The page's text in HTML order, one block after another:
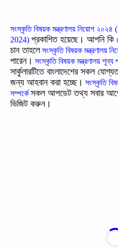
সংস্কৃতি বিষয়ক মন্ত্রণালয় নিয়োগ
2024) প্রকাশিত হয়েছে। আপনি কি
চান তাহলে সংস্কৃতি বিষয়ক মন্ত্রণালয়
পারেন। সংস্কৃতি বিষয়ক মন্ত্রণালয় শূন্য
সার্কুলারটিতে বাংলাদেশের সকল
জন্য আহবান করা হচ্ছে। সংস্কৃতি
সম্পর্কে সকল আপডেট তথ্য সবার আগে
ভিজিট করুন।